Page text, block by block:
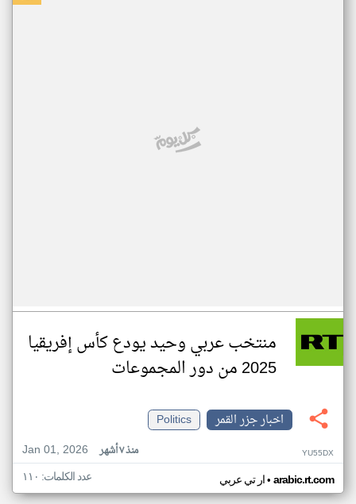
منتخب عربي وحيد يودع كأس إفريقيا
2025 من دور المجموعات
اخبار جزر القمر
Politics
Jan 01, 2026
منذ ٧ أشهر YU55DX
ار تي عربي• arabic.rt.com عدد الكلمات: ١١٠